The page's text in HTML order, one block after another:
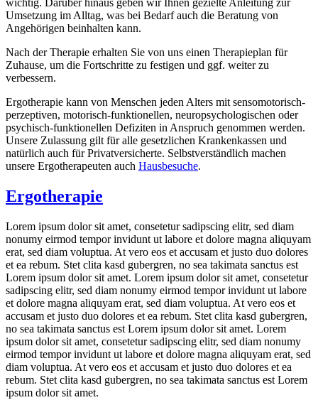
wichtig. Darüber hinaus geben wir Ihnen gezielte Anleitung zur
Umsetzung im Alltag, was bei Bedarf auch die Beratung von
Angehörigen beinhalten kann.
Nach der Therapie erhalten Sie von uns einen Therapieplan für
Zuhause, um die Fortschritte zu festigen und ggf. weiter zu
verbessern.
Ergotherapie kann von Menschen jeden Alters mit sensomotorisch-
perzeptiven, motorisch-funktionellen, neuropsychologischen oder
psychisch-funktionellen Defiziten in Anspruch genommen werden.
Unsere Zulassung gilt für alle gesetzlichen Krankenkassen und
natürlich auch für Privatversicherte. Selbstverständlich machen
unsere Ergotherapeuten auch Hausbesuche.
Ergotherapie
Lorem ipsum dolor sit amet, consetetur sadipscing elitr, sed diam
nonumy eirmod tempor invidunt ut labore et dolore magna aliquyam
erat, sed diam voluptua. At vero eos et accusam et justo duo dolores
et ea rebum. Stet clita kasd gubergren, no sea takimata sanctus est
Lorem ipsum dolor sit amet. Lorem ipsum dolor sit amet, consetetur
sadipscing elitr, sed diam nonumy eirmod tempor invidunt ut labore
et dolore magna aliquyam erat, sed diam voluptua. At vero eos et
accusam et justo duo dolores et ea rebum. Stet clita kasd gubergren,
no sea takimata sanctus est Lorem ipsum dolor sit amet. Lorem
ipsum dolor sit amet, consetetur sadipscing elitr, sed diam nonumy
eirmod tempor invidunt ut labore et dolore magna aliquyam erat, sed
diam voluptua. At vero eos et accusam et justo duo dolores et ea
rebum. Stet clita kasd gubergren, no sea takimata sanctus est Lorem
ipsum dolor sit amet.